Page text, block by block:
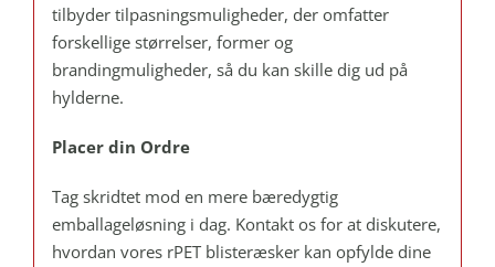
tilbyder tilpasningsmuligheder, der omfatter
forskellige størrelser, former og
brandingmuligheder, så du kan skille dig ud på
hylderne.
Placer din Ordre
Tag skridtet mod en mere bæredygtig
emballageløsning i dag. Kontakt os for at diskutere,
hvordan vores rPET blisteræsker kan opfylde dine